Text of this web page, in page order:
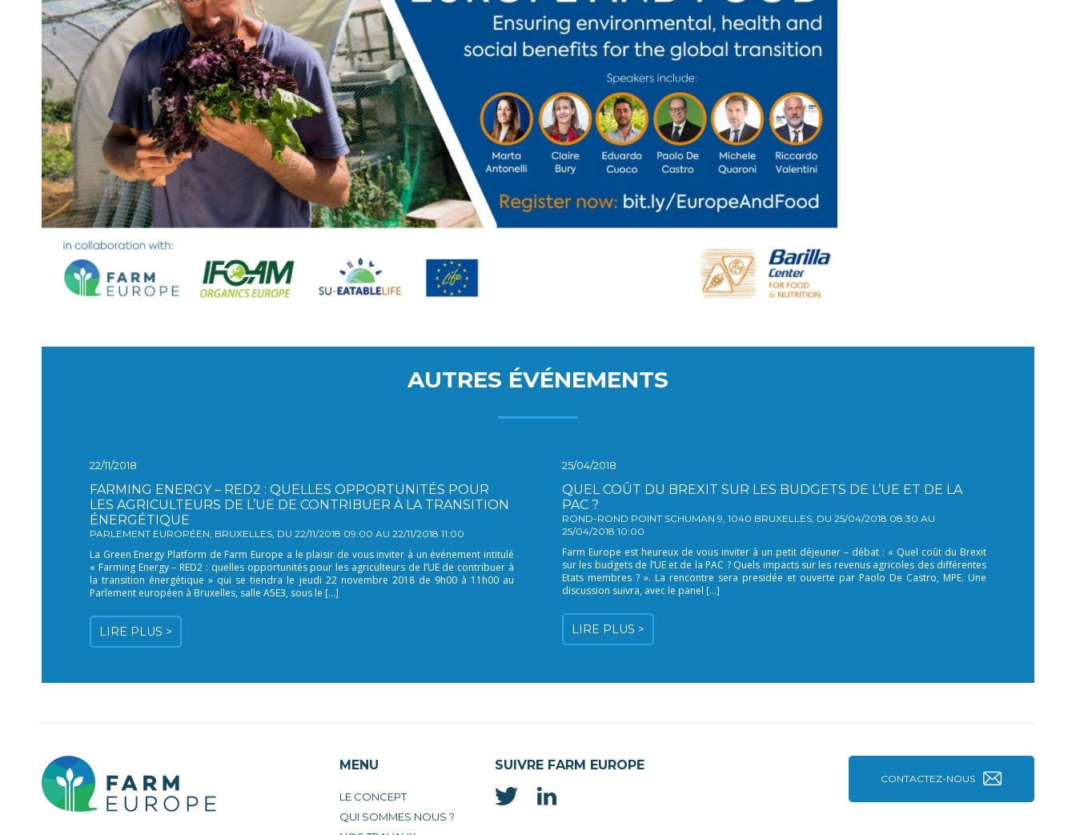
AUTRES ÉVÉNEMENTS
22/11/2018
FARMING ENERGY – RED2 : QUELLES OPPORTUNITÉS POUR
LES AGRICULTEURS DE L’UE DE CONTRIBUER À LA TRANSITION
ÉNERGÉTIQUE
PARLEMENT EUROPÉEN, BRUXELLES, DU 22/11/2018 09:00 AU 22/11/2018 11:00
La Green Energy Platform de Farm Europe a le plaisir de vous inviter à un événement intitulé
« Farming Energy – RED2 : quelles opportunités pour les agriculteurs de l’UE de contribuer à
la transition énergétique » qui se tiendra le jeudi 22 novembre 2018 de 9h00 à 11h00 au
Parlement européen à Bruxelles, salle A5E3, sous le […]
LIRE PLUS >
25/04/2018
QUEL COÛT DU BREXIT SUR LES BUDGETS DE L’UE ET DE LA
PAC ?
ROND-ROND POINT SCHUMAN 9, 1040 BRUXELLES, DU 25/04/2018 08:30 AU
25/04/2018 10:00
Farm Europe est heureux de vous inviter à un petit déjeuner – débat : « Quel coût du Brexit
sur les budgets de l’UE et de la PAC ? Quels impacts sur les revenus agricoles des différentes
Etats membres ? ». La rencontre sera presidée et ouverte par Paolo De Castro, MPE. Une
discussion suivra, avec le panel […]
LIRE PLUS >
MENU
LE CONCEPT
QUI SOMMES NOUS ?
SUIVRE FARM EUROPE
CONTACTEZ-NOUS